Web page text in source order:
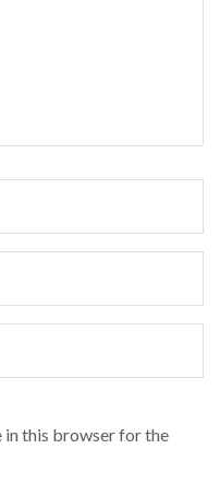
in this browser for the